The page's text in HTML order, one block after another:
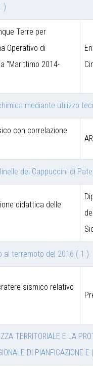
)
Terre per
Operativo di
"Marittimo 2014-
mediante utilizzo
con correlazione
dei Cappuccini di
didattica delle
al terremoto del 2016 ( 1 )
sismico relativo
TERRITORIALE E LA
DI PIANFICAZIONE E